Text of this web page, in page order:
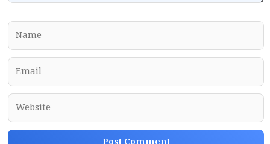
Name
Email
Website